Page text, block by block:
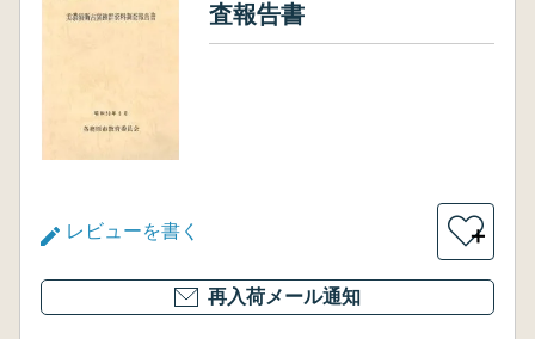
査報告書
レビューを書く ＋
再入荷メール通知